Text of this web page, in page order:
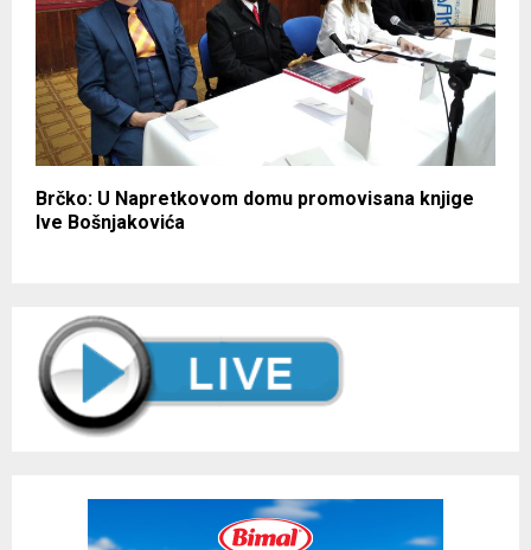
Brčko: U Napretkovom domu promovisana knjige
Ive Bošnjakovića